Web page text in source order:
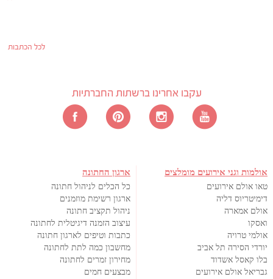
לכל הכתבות
עקבו אחרינו ברשתות החברתיות
אולמות וגני אירועים מומלצים
טאו אולם אירועים
דימיטריוס דליה
אולם אמארה
ואסקו
אולמי טרויה
יורדי הסירה תל אביב
בלו קאסל אשדוד
גבריאל אולם אירועים
ארגון החתונה
כל הכלים לניהול חתונה
ארגון רשימת מוזמנים
ניהול תקציב חתונה
עיצוב הזמנה דיגיטלית לחתונה
כתבות וטיפים לארגון חתונה
מחשבון כמה לתת לחתונה
מחירון זמרים לחתונה
מבצעים חמים